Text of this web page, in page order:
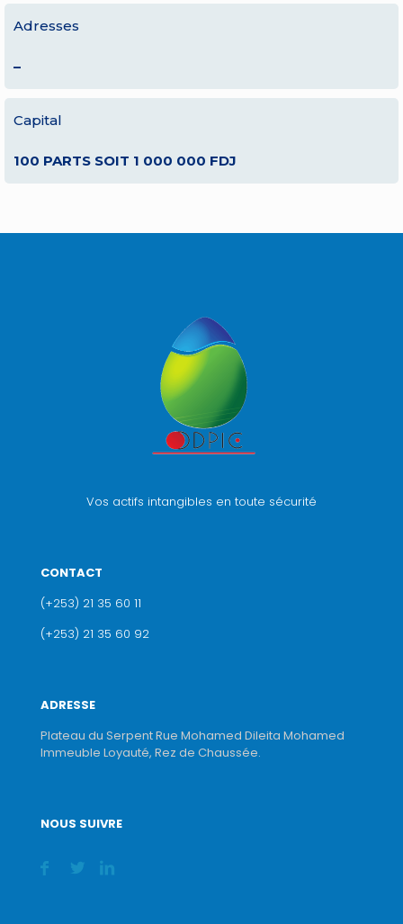
Adresses
–
Capital
100 PARTS SOIT 1 000 000 FDJ
Vos actifs intangibles en toute sécurité
CONTACT
(+253) 21 35 60 11
(+253) 21 35 60 92
ADRESSE
Plateau du Serpent Rue Mohamed Dileita Mohamed
Immeuble Loyauté, Rez de Chaussée.
NOUS SUIVRE